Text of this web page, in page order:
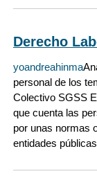
Derecho
yoandreahinma
personal de los
Colectivo SGSS
que cuenta las
por unas normas
entidades